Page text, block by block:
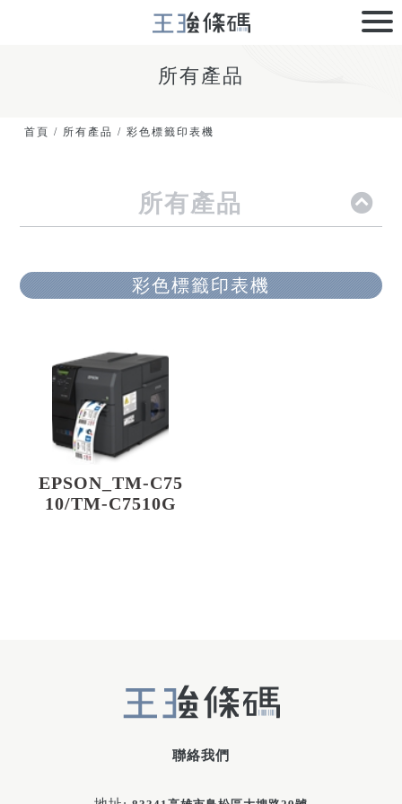
所有產品
首頁 / 所有產品 / 彩色標籤印表機
所有產品
彩色標籤印表機
EPSON_TM-C75
10/TM-C7510G
聯絡我們